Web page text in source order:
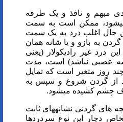
مبهم و نافذ و یک طرفه
می­شود، ممکن است به سمت
حال اغلب درد به یک سمت
به بازو و یا شانه همان
درد غیر رادیکولار (یعنی
عصبی نباشد) است، مدت
روز متغیر است که تمایل
از گردن شروع و سپس به
چشم کشیده می­شود.
گردنی نشانه­های ثابت
دچار این نوع سردردها